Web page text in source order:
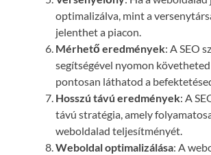
optimalizálva, mint a
jelenthet a piacon.
Mérhető eredmények: A SEO
segítségével nyomon
pontosan láthatod a
Hosszú távú eredmények: A
távú stratégia, amely
weboldalad teljesítményét.
Weboldal optimalizálása: A